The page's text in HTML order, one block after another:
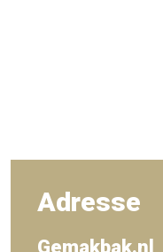
Adresse
Gemakbak.nl